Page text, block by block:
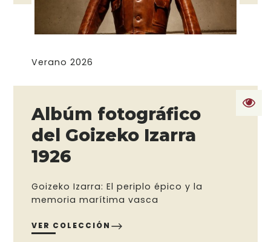
Verano 2026
Albúm fotográfico
del Goizeko Izarra
1926
Goizeko Izarra: El periplo épico y la
memoria marítima vasca
VER COLECCIÓN